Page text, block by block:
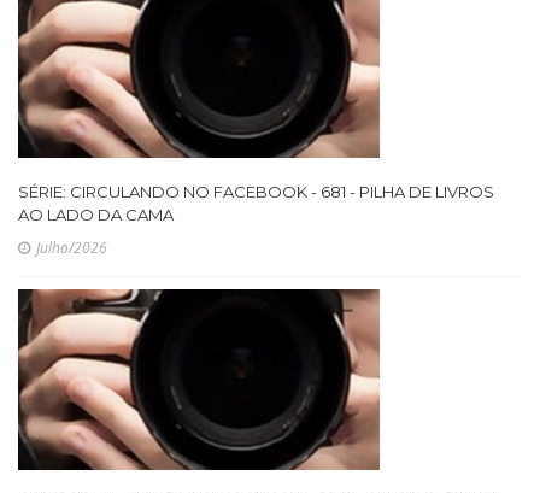
SÉRIE: CIRCULANDO NO FACEBOOK - 681 - PILHA DE LIVROS
AO LADO DA CAMA
Julho/2026